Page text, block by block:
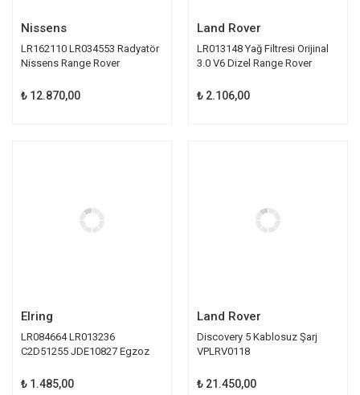
Nissens
LR162110 LR034553 Radyatör
Nissens Range Rover
₺ 12.870,00
Land Rover
LR013148 Yağ Filtresi Orijinal
3.0 V6 Dizel Range Rover
₺ 2.106,00
Elring
LR084664 LR013236
C2D51255 JDE10827 Egzoz
₺ 1.485,00
Land Rover
Discovery 5 Kablosuz Şarj
VPLRV0118
₺ 21.450,00